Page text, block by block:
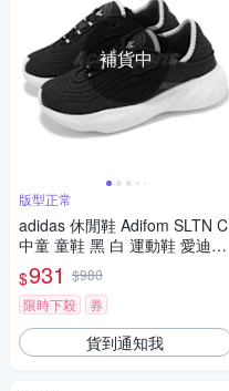
補貨中
版型正常
adidas 休閒鞋 Adifom SLTN C
中童 童鞋 黑 白 運動鞋 愛迪達
FZ6068
$931 $980
限時下殺
券
貨到通知我